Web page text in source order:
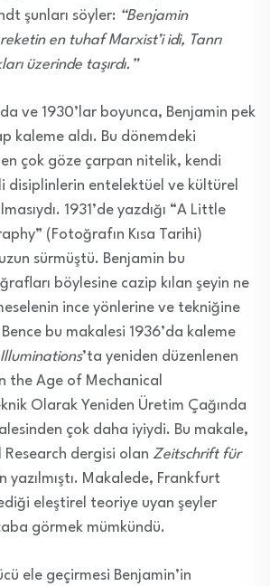
şunları söyler: “Benjamin
en tuhaf Marxist’i idi, Tanrı
üzerinde taşırdı.”
ve 1930’lar boyunca, Benjamin pek
kaleme aldı. Bu dönemdeki
en çok göze çarpan nitelik, kendi
disiplinlerin entelektüel ve kültürel
1931’de yazdığı “A Little
(Fotoğrafın Kısa Tarihi)
sürmüştü. Benjamin bu
böylesine cazip kılan şeyin ne
ince yönlerine ve tekniğine
bu makalesi 1936’da kaleme
Illuminations’ta yeniden düzenlenen
the Age of Mechanical
Olarak Yeniden Üretim Çağında
çok daha iyiydi. Bu makale,
dergisi olan Zeitschrift für
yazılmıştı. Makalede, Frankfurt
eleştirel teoriye uyan şeyler
görmek mümkündü.
ele geçirmesi Benjamin’in